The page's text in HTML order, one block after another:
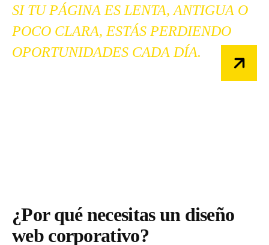
SI TU PÁGINA ES LENTA, ANTIGUA O
POCO CLARA, ESTÁS PERDIENDO
OPORTUNIDADES CADA DÍA.
¿Por qué necesitas un diseño
web corporativo?